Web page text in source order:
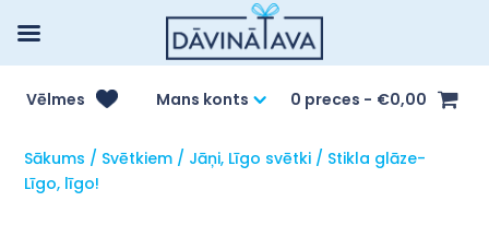
Vēlmes Mans konts 0 preces €0,00
Sākums / Svētkiem / Jāņi, Līgo svētki / Stikla glāze-
Līgo, līgo!